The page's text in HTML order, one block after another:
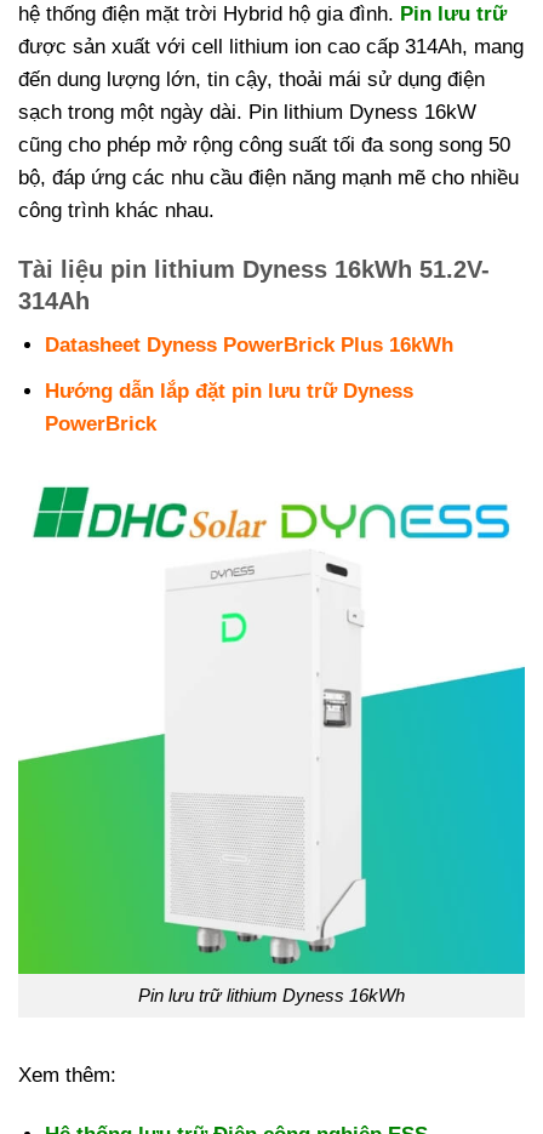
hệ thống điện mặt trời Hybrid hộ gia đình. Pin lưu trữ
được sản xuất với cell lithium ion cao cấp 314Ah, mang
đến dung lượng lớn, tin cậy, thoải mái sử dụng điện
sạch trong một ngày dài. Pin lithium Dyness 16kW
cũng cho phép mở rộng công suất tối đa song song 50
bộ, đáp ứng các nhu cầu điện năng mạnh mẽ cho nhiều
công trình khác nhau.
Tài liệu pin lithium Dyness 16kWh 51.2V-
314Ah
Datasheet Dyness PowerBrick Plus 16kWh
Hướng dẫn lắp đặt pin lưu trữ Dyness
PowerBrick
Pin lưu trữ lithium Dyness 16kWh
Xem thêm: